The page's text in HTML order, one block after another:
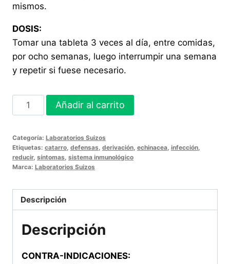
mismos.
DOSIS:
Tomar una tableta 3 veces al día, entre comidas,
por ocho semanas, luego interrumpir una semana
y repetir si fuese necesario.
ECHINASIL
X
TABLETAS
cantidad
Añadir al carrito
Categoría: Laboratorios Suizos
Etiquetas: catarro defensas derivación echinacea infección
reducir, síntomas sistema inmunológico
Marca: Laboratorios Suizos
Descripción
Descripción
CONTRA-INDICACIONES: